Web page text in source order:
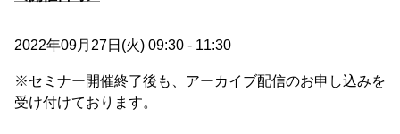
2022年09月27日(火) 09:30 - 11:30
※セミナー開催終了後も、アーカイブ配信のお申し込みを
受け付けております。